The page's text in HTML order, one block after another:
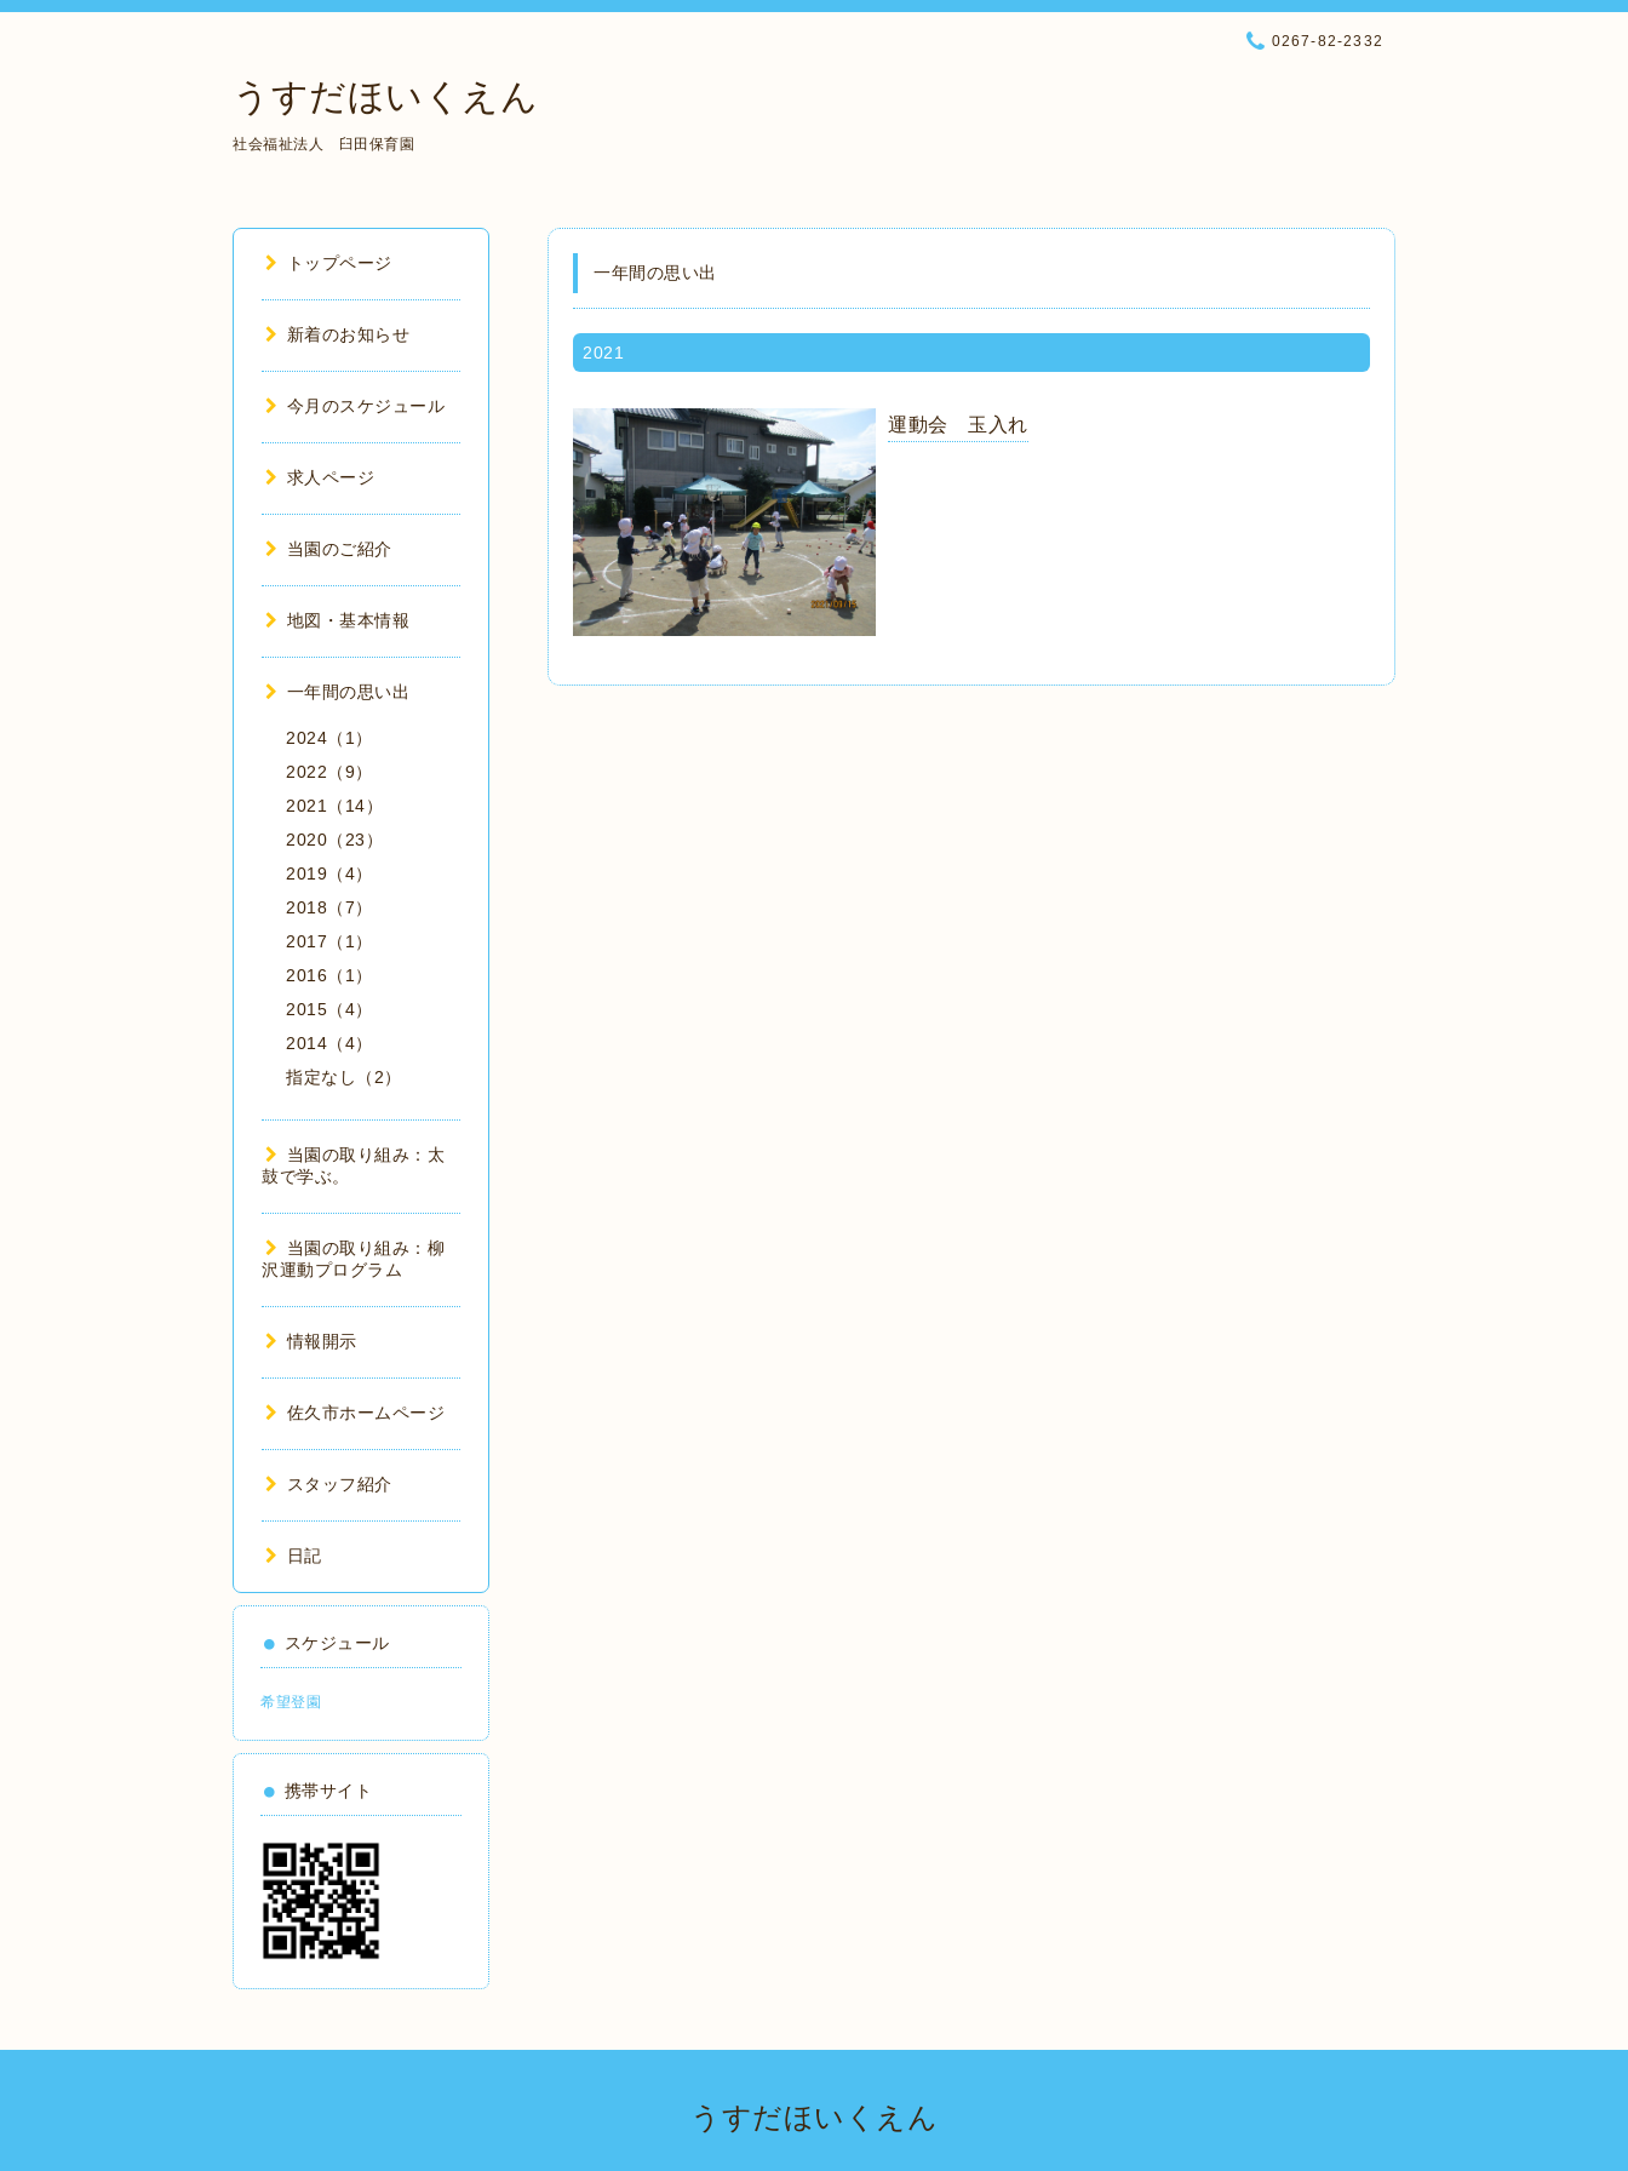
うすだほいくえん
社会福祉法人 臼田保育園
0267-82-2332
一年間の思い出
2021
運動会 玉入れ
トップページ
新着のお知らせ
今月のスケジュール
求人ページ
当園のご紹介
地図・基本情報
一年間の思い出
2024（1）
2022（9）
2021（14）
2020（23）
2019（4）
2018（7）
2017（1）
2016（1）
2015（4）
2014（4）
指定なし（2）
当園の取り組み：太
鼓で学ぶ。
当園の取り組み：柳
沢運動プログラム
情報開示
佐久市ホームページ
スタッフ紹介
日記
スケジュール
希望登園
携帯サイト
うすだほいくえん